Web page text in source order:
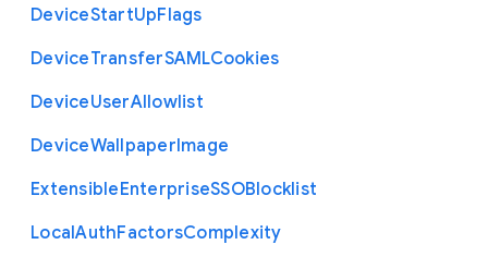
DeviceStartUpFlags
DeviceTransferSAMLCookies
DeviceUserAllowlist
DeviceWallpaperImage
ExtensibleEnterpriseSSOBlocklist
LocalAuthFactorsComplexity